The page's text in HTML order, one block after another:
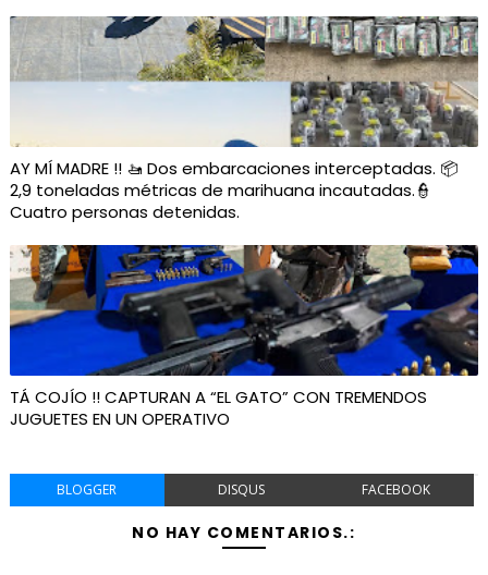
AY MÍ MADRE !! 🚤 Dos embarcaciones interceptadas. 📦
2,9 toneladas métricas de marihuana incautadas.👮
Cuatro personas detenidas.
TÁ COJÍO !! CAPTURAN A “EL GATO” CON TREMENDOS
JUGUETES EN UN OPERATIVO
BLOGGER DISQUS FACEBOOK
NO HAY COMENTARIOS.: